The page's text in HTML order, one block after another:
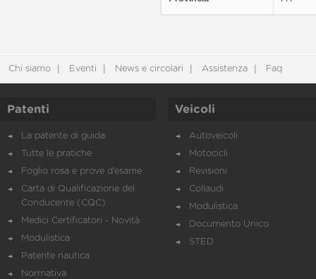
Chi siamo Eventi News e circolari Assistenza Faq
Patenti
La patente di guida
Tutte le pratiche
Foglio rosa e prove d’esame
Carta di Qualificazione del
Conducente (CQC)
Medici Certificatori - Novità
Modulistica
Patente nautica
Normativa
Veicoli
Autoveicoli
Motocicli
Revisioni
Collaudi
Modulistica
Documento Unico
STED